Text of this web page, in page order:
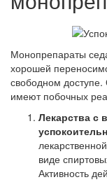
Монопрепараты
хорошей
свободном
имеют побочных
Лекарства с
виде
Активность